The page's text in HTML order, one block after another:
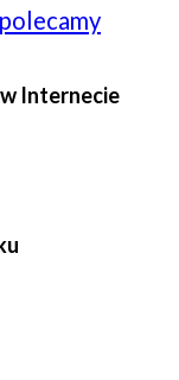
Internecie